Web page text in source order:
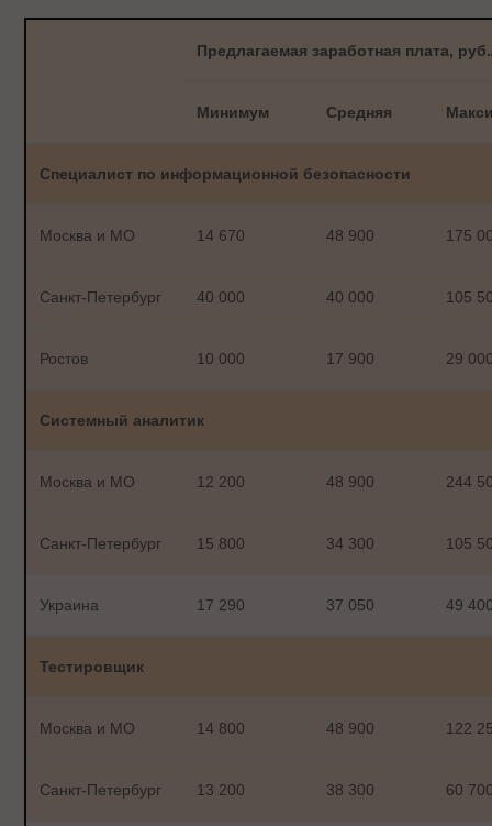
Предлагаемая заработная плата,
Минимум Средняя
Специалист по информационной безопасности
Москва и МО 14 670 48 900 175
Санкт-Петербург 40 000 40 000 105
Ростов 10 000 17 900 29
Системный аналитик
Москва и МО 12 200 48 900 244
Санкт-Петербург 15 800 34 300 105
Украина 17 290 37 050 49
Тестировщик
Москва и МО 14 800 48 900 122
Санкт-Петербург 13 200 38 300 60